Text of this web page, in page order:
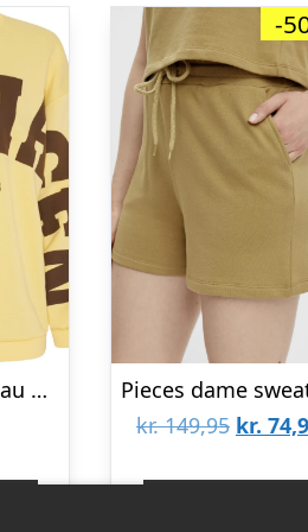
Marta du Chateau dame sweatshirt MdcHibiscus 22659 – Yellow/Moro
-
kr.149,95 Den
kr.